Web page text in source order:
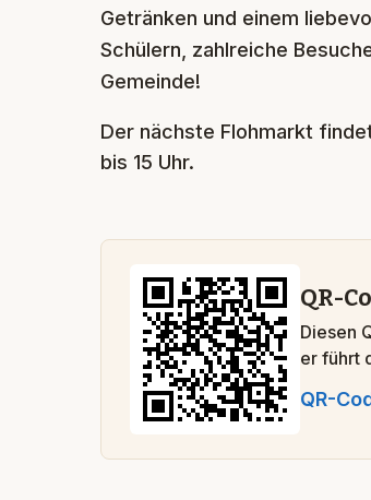
Getränken und einem
Schülern, zahlreiche
Gemeinde!
Der nächste Flohmarkt
bis 15 Uhr.
QR-
Diesen
er führt
QR-